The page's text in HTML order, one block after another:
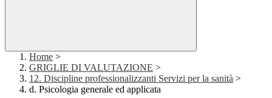
Home >
GRIGLIE DI VALUTAZIONE >
12. Discipline professionalizzanti Servizi per la sanità >
d. Psicologia generale ed applicata